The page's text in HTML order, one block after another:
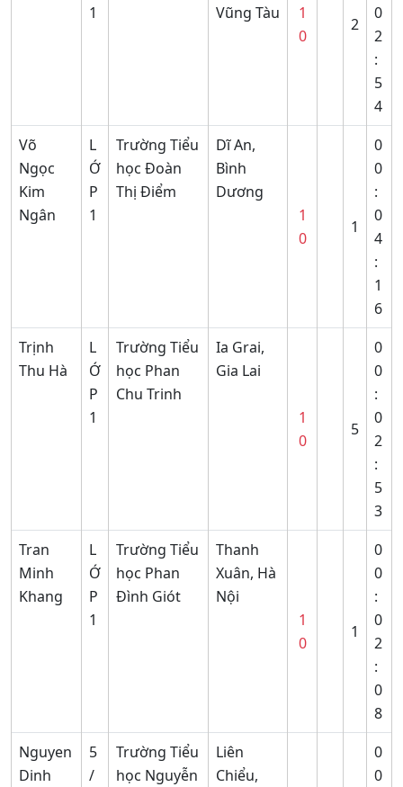
1
Vũng Tàu
1
0
2
0
2
:
5
4
Võ
Ngọc
Kim
Ngân
L
Ớ
P
1
Trường Tiểu
học Đoàn
Thị Điểm
Dĩ An,
Bình
Dương
1
0
1
0
0
:
0
4
:
1
6
Trịnh
Thu Hà
L
Ớ
P
1
Trường Tiểu
học Phan
Chu Trinh
Ia Grai,
Gia Lai
1
0
5
0
0
:
0
2
:
5
3
Tran
Minh
Khang
L
Ớ
P
1
Trường Tiểu
học Phan
Đình Giót
Thanh
Xuân, Hà
Nội
1
0
1
0
0
:
0
2
:
0
8
Nguyen
Dinh
5
/
Trường Tiểu
học Nguyễn
Liên
Chiểu,
0
0